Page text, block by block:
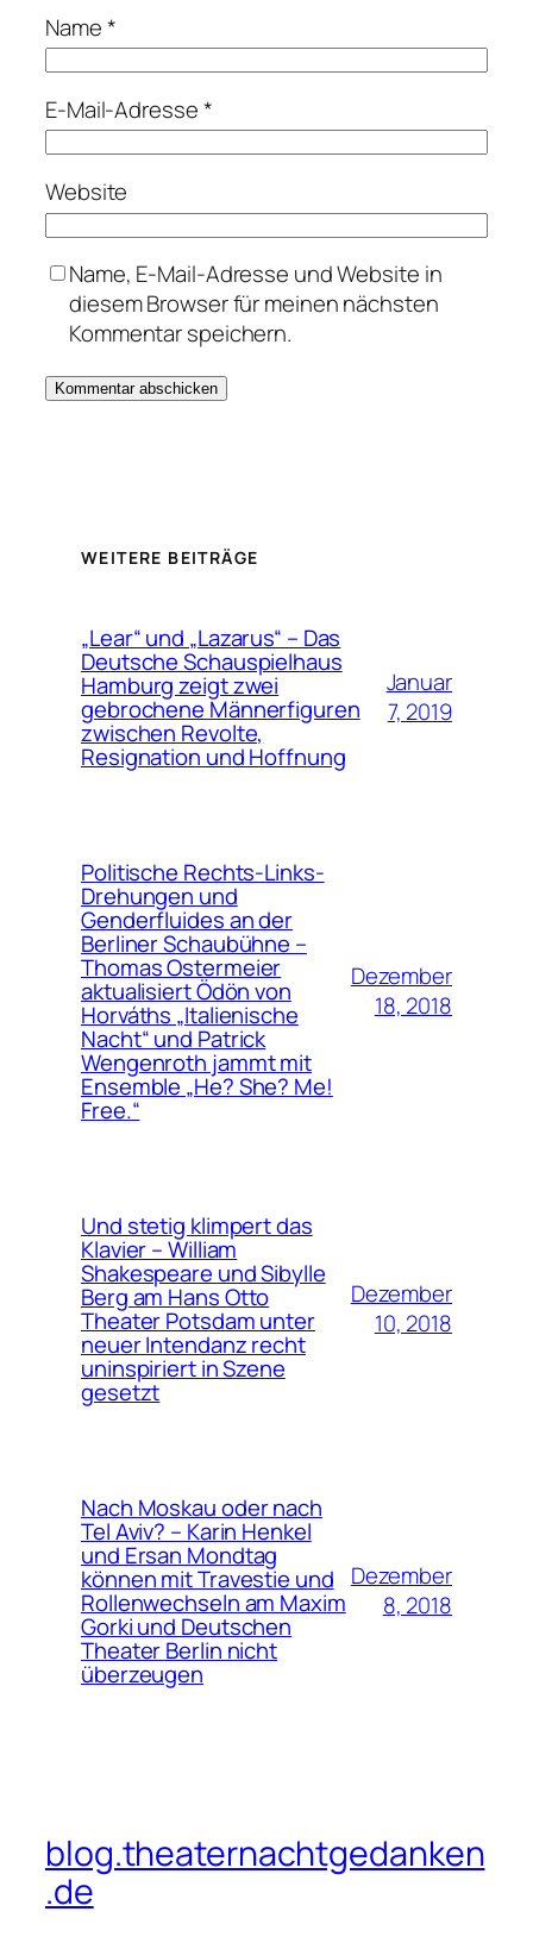
Name*
E-Mail-Adresse*
Website
Name, E-Mail-Adresse und Website in
diesem Browser für meinen nächsten
Kommentar speichern.
WEITERE BEITRÄGE
„Lear“ und „Lazarus“ – Das
Deutsche Schauspielhaus
Hamburg zeigt zwei
gebrochene Männerfiguren
zwischen Revolte,
Resignation und Hoffnung
Januar
7, 2019
Politische Rechts-Links-
Drehungen und
Genderfluides an der
Berliner Schaubühne –
Thomas Ostermeier
aktualisiert Ödön von
Horváths „Italienische
Nacht“ und Patrick
Wengenroth jammt mit
Ensemble „He? She? Me!
Free.“
Dezember
18, 2018
Und stetig klimpert das
Klavier – William
Shakespeare und Sibylle
Berg am Hans Otto
Theater Potsdam unter
neuer Intendanz recht
uninspiriert in Szene
gesetzt
Dezember
10, 2018
Nach Moskau oder nach
Tel Aviv? – Karin Henkel
und Ersan Mondtag
können mit Travestie und
Rollenwechseln am Maxim
Gorki und Deutschen
Theater Berlin nicht
überzeugen
Dezember
8, 2018
blog.theaternachtgedanken
.de